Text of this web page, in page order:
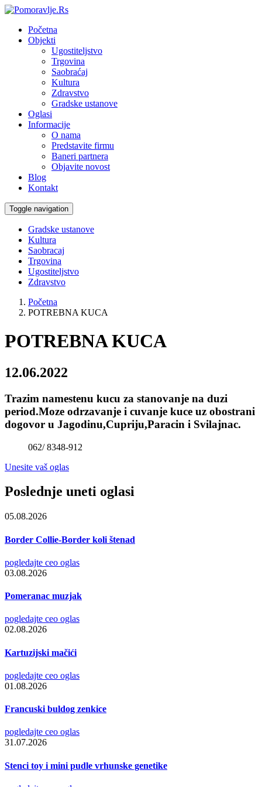
Početna
Objekti
Ugostiteljstvo
Trgovina
Saobraćaj
Kultura
Zdravstvo
Gradske ustanove
Oglasi
Informacije
O nama
Predstavite firmu
Baneri partnera
Objavite novost
Blog
Kontakt
Toggle navigation
Gradske ustanove
Kultura
Saobracaj
Trgovina
Ugostiteljstvo
Zdravstvo
Početna
POTREBNA KUCA
POTREBNA KUCA
12.06.2022
Trazim namestenu kucu za stanovanje na duzi
period.Moze odrzavanje i cuvanje kuce uz obostrani
dogovor u Jagodinu,Cupriju,Paracin i Svilajnac.
062/ 8348-912
Unesite vaš oglas
Poslednje uneti oglasi
05.08.2026
Border Collie-Border koli štenad
pogledajte ceo oglas
03.08.2026
Pomeranac muzjak
pogledajte ceo oglas
02.08.2026
Kartuzijski mačići
pogledajte ceo oglas
01.08.2026
Francuski buldog zenkice
pogledajte ceo oglas
31.07.2026
Stenci toy i mini pudle vrhunske genetike